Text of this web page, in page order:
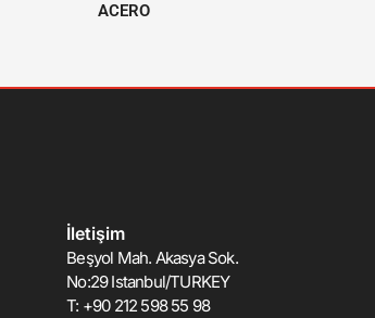
ACERO
İletişim
Beşyol Mah. Akasya Sok.
No:29 Istanbul/TURKEY
T: +90 212 598 55 98